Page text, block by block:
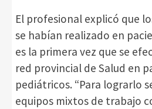
El profesional explicó que
se habían realizado en
es la primera vez que se
red provincial de Salud en
pediátricos. “Para lograrlo
equipos mixtos de trabajo